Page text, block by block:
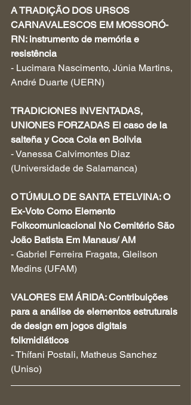
A TRADIÇÃO DOS URSOS
CARNAVALESCOS EM MOSSORÓ-
RN: instrumento de memória e
resistência
- Lucimara Nascimento, Júnia Martins,
André Duarte (UERN)
TRADICIONES INVENTADAS,
UNIONES FORZADAS El caso de la
salteña y Coca Cola en Bolivia
- Vanessa Calvimontes Diaz
(Universidade de Salamanca)
O TÚMULO DE SANTA ETELVINA: O
Ex-Voto Como Elemento
Folkcomunicacional No Cemitério São
João Batista Em Manaus/ AM
- Gabriel Ferreira Fragata, Gleilson
Medins (UFAM)
VALORES EM ÁRIDA: Contribuições
para a análise de elementos estruturais
de design em jogos digitais
folkmidiáticos
- Thífani Postali, Matheus Sanchez
(Uniso)